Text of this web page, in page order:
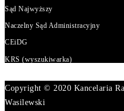
Sąd Najwyższy
Naczelny Sąd Administracyjny
CEiDG
KRS (wyszukiwarka)
Copyright © 2020 Kancelaria
Wasilewski